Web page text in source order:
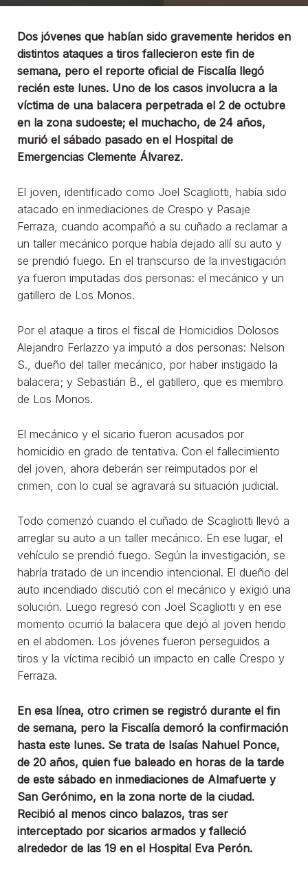
Dos jóvenes que habían sido gravemente heridos en
distintos ataques a tiros fallecieron este fin de
semana, pero el reporte oficial de Fiscalía llegó
recién este lunes. Uno de los casos involucra a la
víctima de una balacera perpetrada el 2 de octubre
en la zona sudoeste; el muchacho, de 24 años,
murió el sábado pasado en el Hospital de
Emergencias Clemente Álvarez.
El joven, identificado como Joel Scagliotti, había sido
atacado en inmediaciones de Crespo y Pasaje
Ferraza, cuando acompañó a su cuñado a reclamar a
un taller mecánico porque había dejado allí su auto y
se prendió fuego. En el transcurso de la investigación
ya fueron imputadas dos personas: el mecánico y un
gatillero de Los Monos.
Por el ataque a tiros el fiscal de Homicidios Dolosos
Alejandro Ferlazzo ya imputó a dos personas: Nelson
S., dueño del taller mecánico, por haber instigado la
balacera; y Sebastián B., el gatillero, que es miembro
de Los Monos.
El mecánico y el sicario fueron acusados por
homicidio en grado de tentativa. Con el fallecimiento
del joven, ahora deberán ser reimputados por el
crimen, con lo cual se agravará su situación judicial.
Todo comenzó cuando el cuñado de Scagliotti llevó a
arreglar su auto a un taller mecánico. En ese lugar, el
vehículo se prendió fuego. Según la investigación, se
habría tratado de un incendio intencional. El dueño del
auto incendiado discutió con el mecánico y exigió una
solución. Luego regresó con Joel Scagliotti y en ese
momento ocurrió la balacera que dejó al joven herido
en el abdomen. Los jóvenes fueron perseguidos a
tiros y la víctima recibió un impacto en calle Crespo y
Ferraza.
En esa línea, otro crimen se registró durante el fin
de semana, pero la Fiscalía demoró la confirmación
hasta este lunes. Se trata de Isaías Nahuel Ponce,
de 20 años, quien fue baleado en horas de la tarde
de este sábado en inmediaciones de Almafuerte y
San Gerónimo, en la zona norte de la ciudad.
Recibió al menos cinco balazos, tras ser
interceptado por sicarios armados y falleció
alrededor de las 19 en el Hospital Eva Perón.